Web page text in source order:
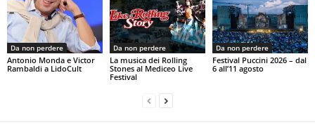
Da non perdere
Antonio Monda e Victor
Rambaldi a LidoCult
Da non perdere
La musica dei Rolling
Stones al Mediceo Live
Festival
Da non perdere
Festival Puccini 2026 – dal
6 all’11 agosto